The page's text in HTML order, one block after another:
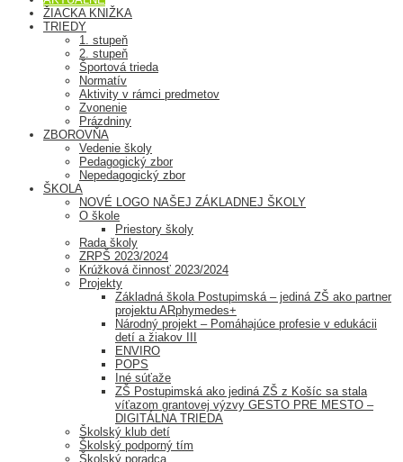
ŽIACKA KNIŽKA
TRIEDY
1. stupeň
2. stupeň
Športová trieda
Normatív
Aktivity v rámci predmetov
Zvonenie
Prázdniny
ZBOROVŇA
Vedenie školy
Pedagogický zbor
Nepedagogický zbor
ŠKOLA
NOVÉ LOGO NAŠEJ ZÁKLADNEJ ŠKOLY
O škole
Priestory školy
Rada školy
ZRPŠ 2023/2024
Krúžková činnosť 2023/2024
Projekty
Základná škola Postupimská – jediná ZŠ ako partner
projektu ARphymedes+
Národný projekt – Pomáhajúce profesie v edukácii
detí a žiakov III
ENVIRO
POPS
Iné súťaže
ZŠ Postupimská ako jediná ZŠ z Košíc sa stala
víťazom grantovej výzvy GESTO PRE MESTO –
DIGITÁLNA TRIEDA
Školský klub detí
Školský podporný tím
Školský poradca